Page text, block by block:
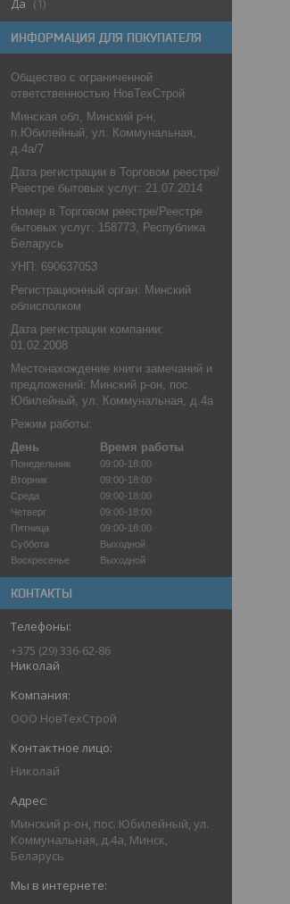
Да
1
ИНФОРМАЦИЯ ДЛЯ ПОКУПАТЕЛЯ
Общество с ограниченной
ответственностью НовТехСтрой
Минская обл, Минский р-н,
п.Юбилейный, ул. Коммунальная,
д.4а/7
Дата регистрации в Торговом реестре/
Реестре бытовых услуг: 21.07.2014
Номер в Торговом реестре/Реестре
бытовых услуг: 158773, Республика
Беларусь
УНП: 690637053
Регистрационный орган: Минский
облисполком
Дата регистрации компании:
01.02.2008
Местонахождение книги замечаний и
предложений: Минский р-он, пос.
Юбилейный, ул. Коммунальная, д.4а
Режим работы:
День
Время работы
Понедельник
09:00-18:00
Вторник
09:00-18:00
Среда
09:00-18:00
Четверг
09:00-18:00
Пятница
09:00-18:00
Суббота
Выходной
Воскресенье
Выходной
КОНТАКТЫ
+375 (29) 336-62-86
Николай
ООО НовТехСтрой
Николай
Минский р-он, пос. Юбилейный, ул.
Коммунальная, д.4а, Минск,
Беларусь